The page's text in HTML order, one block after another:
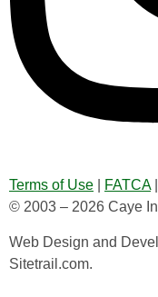
Terms of Use FATCA|
© 2003 – 2026 Caye
Web Design and
Sitetrail.com.